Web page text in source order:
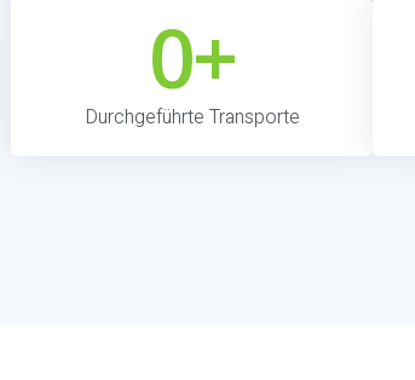
Durchgeführte Transporte
0+